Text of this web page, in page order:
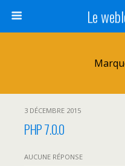
Le
3 DÉCEMBRE 2015
PHP 7.0.0
AUCUNE RÉPONSE